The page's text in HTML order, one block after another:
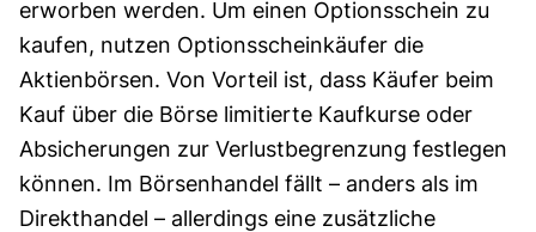
er­worben wer­den. Um einen Optionsschein zu
kaufen, nutzen Optionsscheinkäufer die
Aktienbörsen. Von Vorteil ist, dass Käufer beim
Kauf über die Börse limitierte Kaufkurse oder
Absicherungen zur Verlustbegrenzung festlegen
können. Im Börsenhandel fällt – anders als im
Direkthandel – allerdings eine zusätzliche